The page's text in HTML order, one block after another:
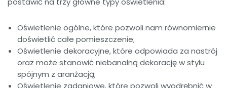
Oświetlenie ogólne, które pozwoli nam równomiernie
doświetlić całe pomieszczenie;
Oświetlenie dekoracyjne, które odpowiada za nastrój
oraz może stanowić niebanalną dekorację w stylu
spójnym z aranżacją;
Oświetlenie zadaniowe, które pozwoli wyodrębnić w